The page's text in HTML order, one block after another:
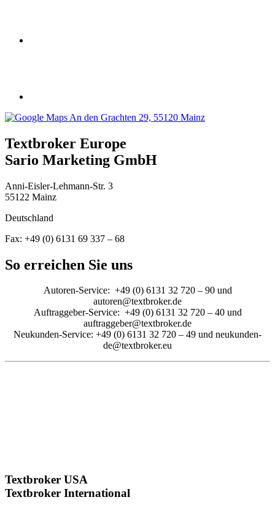
Textbroker Europe
Sario Marketing GmbH
Anni-Eisler-Lehmann-Str. 3
55122 Mainz
Deutschland
Fax: +49 (0) 6131 69 337 – 68
So erreichen Sie uns
Autoren-Service: +49 (0) 6131 32 720 – 90 und
autoren@textbroker.de
Auftraggeber-Service: +49 (0) 6131 32 720 – 40 und
auftraggeber@textbroker.de
Neukunden-Service: +49 (0) 6131 32 720 – 49 und neukunden-
de@textbroker.eu
Textbroker USA
Textbroker International